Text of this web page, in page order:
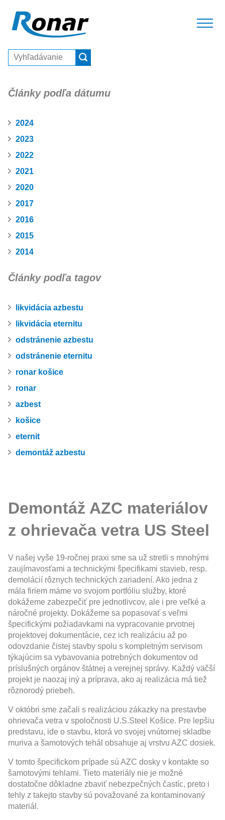
Články podľa dátumu
2024
2023
2022
2021
2020
2017
2016
2015
2014
Články podľa tagov
likvidácia azbestu
likvidácia eternitu
odstránenie azbestu
odstránenie eternitu
ronar košice
ronar
azbest
košice
eternit
demontáž azbestu
Demontáž AZC materiálov
z ohrievača vetra US Steel
V našej vyše 19-ročnej praxi sme sa už stretli s mnohými
zaujímavosťami a technickými špecifikami stavieb, resp.
demolácií rôznych technických zariadení. Ako jedna z
mála firiem máme vo svojom portfóliu služby, ktoré
dokážeme zabezpečiť pre jednotlivcov, ale i pre veľké a
náročné projekty. Dokážeme sa popasovať s veľmi
špecifickými požiadavkami na vypracovanie prvotnej
projektovej dokumentácie, cez ich realizáciu až po
odovzdanie čistej stavby spolu s kompletným servisom
týkajúcim sa vybavovania potrebných dokumentov od
príslušných orgánov štátnej a verejnej správy. Každý väčší
projekt je naozaj iný a príprava, ako aj realizácia má tiež
rôznorodý priebeh.
V októbri sme začali s realizáciou zákazky na prestavbe
ohrievača vetra v spoločnosti U.S.Steel Košice. Pre lepšiu
predstavu, ide o stavbu, ktorá vo svojej vnútornej skladbe
muriva a šamotových tehál obsahuje aj vrstvu AZC dosiek.
V tomto špecifickom prípade sú AZC dosky v kontakte so
šamotovými tehlami. Tieto materiály nie je možné
dostatočne dôkladne zbaviť nebezpečných častíc, preto i
tehly z takejto stavby sú považované za kontaminovaný
materiál.